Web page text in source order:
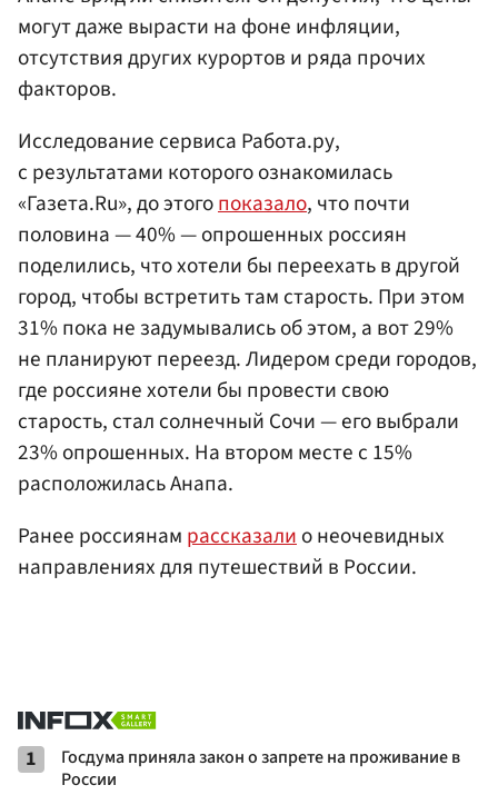
могут даже вырасти на фоне инфляции,
отсутствия других курортов и ряда прочих
факторов.
Исследование сервиса Работа.ру,
с результатами которого ознакомилась
«Газета.Ru», до этогопоказало, что почти
половина — 40% — опрошенных россиян
поделились, что хотели бы переехать в другой
город, чтобы встретить там старость. При этом
31% пока не задумывались об этом, а вот 29%
не планируют переезд. Лидером среди городов,
где россияне хотели бы провести свою
старость, стал солнечный Сочи — его выбрали
23% опрошенных. На втором месте с 15%
расположилась Анапа.
Ранее россиянам рассказалио неочевидных
направлениях для путешествий в России.
1
Госдума приняла закон о запрете на проживание в
России